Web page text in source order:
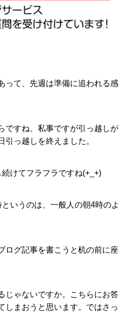
って、先週は準備に追われる感
ですね、私事ですが引っ越しが
引っ越しを終えました。
けてフラフラですね(+_+)
いうのは、一般人の朝4時のよ
ログ記事を書こうと机の前に座
じゃないですか。こちらにお答
しまおうと思います。ではさっ